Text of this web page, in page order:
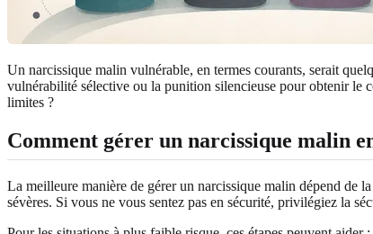
Un narcissique malin vulnérable, en termes courants, serait
vulnérabilité sélective ou la punition silencieuse pour obtenir le
limites ?
Comment gérer un narcissique malin
La meilleure manière de gérer un narcissique malin dépend de
sévères. Si vous ne vous sentez pas en sécurité, privilégiez la